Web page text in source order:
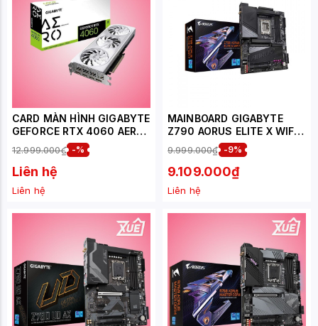
CARD MÀN HÌNH GIGABYTE
GEFORCE RTX 4060 AERO
OC (GV-N4060AERO OC-
8GD) 8GB GDDR6
12.999.000₫ -%
Liên hệ
Liên hệ
MAINBOARD GIGABYTE
Z790 AORUS ELITE X WIFI
9.999.000₫ -9%
9.109.000₫
Liên hệ